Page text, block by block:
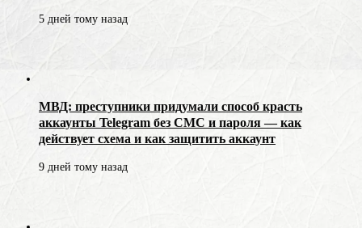
5 дней тому назад
МВД: преступники придумали способ красть
аккаунты Telegram без СМС и пароля — как
действует схема и как защитить аккаунт
9 дней тому назад